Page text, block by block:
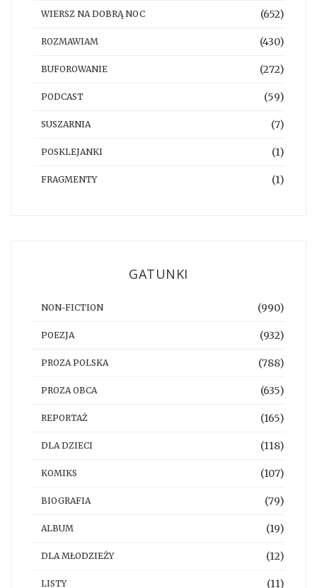
WIERSZ NA DOBRĄ NOC (652)
ROZMAWIAM (430)
BUFOROWANIE (272)
PODCAST (59)
SUSZARNIA (7)
POSKLEJANKI (1)
FRAGMENTY (1)
GATUNKI
NON-FICTION (990)
POEZJA (932)
PROZA POLSKA (788)
PROZA OBCA (635)
REPORTAŻ (165)
DLA DZIECI (118)
KOMIKS (107)
BIOGRAFIA (79)
ALBUM (19)
DLA MŁODZIEŻY (12)
LISTY (11)